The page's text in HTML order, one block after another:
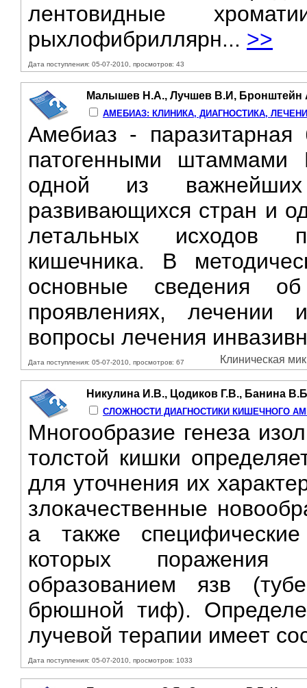
лентовидные
рыхлофибриллярн... >>
Дата поступления: 05-07-2010, просмотров: 43
Малышев Н.А., Лучшев В.И, Бронштейн
АМЕБИАЗ: КЛИНИКА, ДИАГНОСТИКА,
Амебиаз - паразитарная
патогенными штаммами
одной из важнейших
развивающихся стран и
летальных исходов
кишечника. В
основные сведения
проявлениях, лечении
вопросы лечения
Дата поступления: 05-07-2010, просмотров: 67 Клиническая
Никулина И.В., Цодиков Г.В., Банина
СЛОЖНОСТИ ДИАГНОСТИКИ КИШЕЧНОГО
Многообразие генеза
толстой кишки
для уточнения их
злокачественные
а также
которых поражения
образованием язв
брюшной тиф).
лучевой терапии имеет
Дата поступления: 05-07-2010, просмотров: 1033